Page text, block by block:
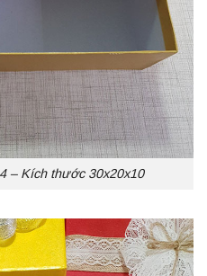
– Kích thước 30x20x10